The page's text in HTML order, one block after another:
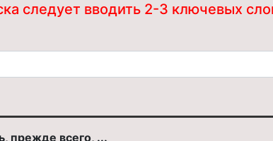
следует вводить 2-3 ключевых
прежде всего, ...